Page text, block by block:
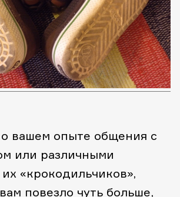
вашем опыте общения с
или различными
«крокодильчиков»,
повезло чуть больше,